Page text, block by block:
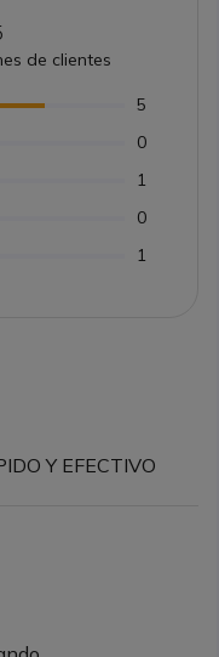
Y EFECTIVO
de clientes
5
0
1
0
1